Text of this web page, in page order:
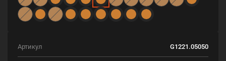
Артикул G1221.05050